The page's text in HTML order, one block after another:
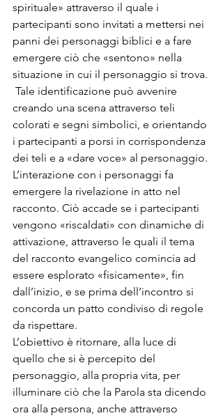
spirituale» attraverso il quale i
partecipanti sono invitati a mettersi nei
panni dei personaggi biblici e a fare
emergere ciò che «sentono» nella
situazione in cui il personaggio si trova.
Tale identificazione può avvenire
creando una scena attraverso teli
colorati e segni simbolici, e orientando
i partecipanti a porsi in corrispondenza
dei teli e a «dare voce» al personaggio.
L’interazione con i personaggi fa
emergere la rivelazione in atto nel
racconto. Ciò accade se i partecipanti
vengono «riscaldati» con dinamiche di
attivazione, attraverso le quali il tema
del racconto evangelico comincia ad
essere esplorato «fisicamente», fin
dall’inizio, e se prima dell’incontro si
concorda un patto condiviso di regole
da rispettare.
L’obiettivo è ritornare, alla luce di
quello che si è percepito del
personaggio, alla propria vita, per
illuminare ciò che la Parola sta dicendo
ora alla persona, anche attraverso